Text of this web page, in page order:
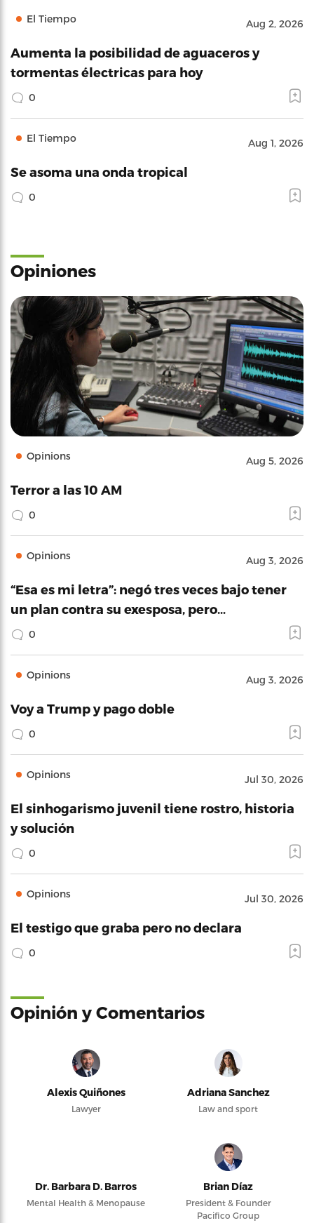
El Tiempo Aug 2, 2026
Aumenta la posibilidad de aguaceros y
tormentas électricas para hoy
0
El Tiempo Aug 1, 2026
Se asoma una onda tropical
0
Opiniones
Opinions Aug 5, 2026
Terror a las 10 AM
0
Opinions Aug 3, 2026
“Esa es mi letra”: negó tres veces bajo tener
un plan contra su exesposa, pero…
0
Opinions Aug 3, 2026
Voy a Trump y pago doble
0
Opinions Jul 30, 2026
El sinhogarismo juvenil tiene rostro, historia
y solución
0
Opinions Jul 30, 2026
El testigo que graba pero no declara
0
Opinión y Comentarios
Alexis Quiñones
Lawyer
Adriana Sanchez
Law and sport
Dr. Barbara D. Barros
Mental Health & Menopause
Brian Díaz
President & Founder
Pacifico Group